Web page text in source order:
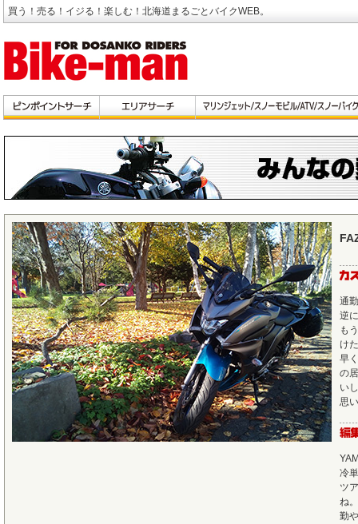
買う！売る！イジる！楽しむ！北海道まるごとバイクWEB。
通
逆
も
け
早
の
い
思
冷
ツ
ね
勤